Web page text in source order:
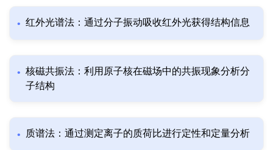
红外光谱法：通过分子振动吸收红外光获得结构信息
核磁共振法：利用原子核在磁场中的共振现象分析分
子结构
质谱法：通过测定离子的质荷比进行定性和定量分析